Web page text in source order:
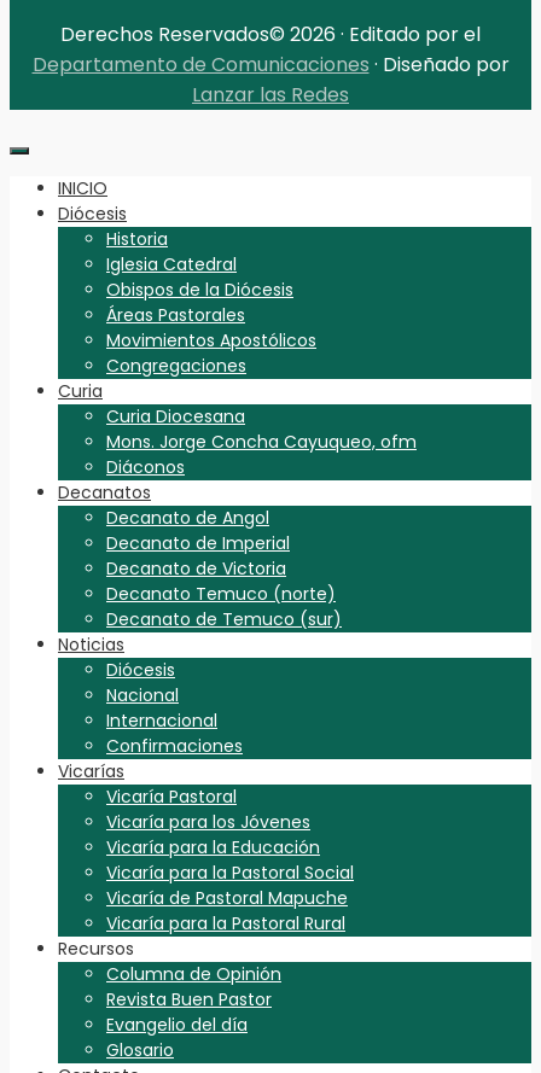
Derechos Reservados© 2026 · Editado por el
Departamento de Comunicaciones · Diseñado por
Lanzar las Redes
INICIO
Diócesis
Historia
Iglesia Catedral
Obispos de la Diócesis
Áreas Pastorales
Movimientos Apostólicos
Congregaciones
Curia
Curia Diocesana
Mons. Jorge Concha Cayuqueo, ofm
Diáconos
Decanatos
Decanato de Angol
Decanato de Imperial
Decanato de Victoria
Decanato Temuco (norte)
Decanato de Temuco (sur)
Noticias
Diócesis
Nacional
Internacional
Confirmaciones
Vicarías
Vicaría Pastoral
Vicaría para los Jóvenes
Vicaría para la Educación
Vicaría para la Pastoral Social
Vicaría de Pastoral Mapuche
Vicaría para la Pastoral Rural
Recursos
Columna de Opinión
Revista Buen Pastor
Evangelio del día
Glosario